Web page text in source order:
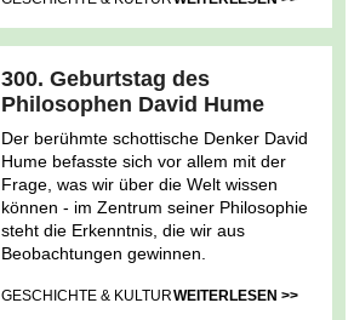
300. Geburtstag des
Philosophen David Hume
Der berühmte schottische Denker David
Hume befasste sich vor allem mit der
Frage, was wir über die Welt wissen
können - im Zentrum seiner Philosophie
steht die Erkenntnis, die wir aus
Beobachtungen gewinnen.
GESCHICHTE & KULTURWEITERLESEN >>